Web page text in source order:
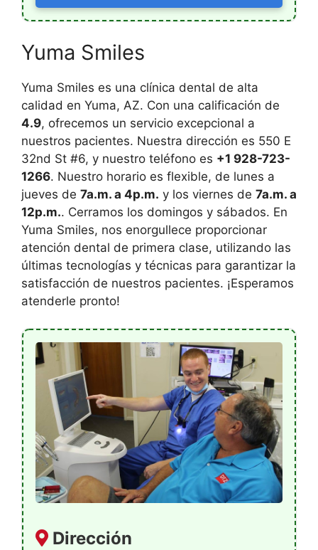
Yuma Smiles
Yuma Smiles es una clínica dental de alta
calidad en Yuma, AZ. Con una calificación de
4.9, ofrecemos un servicio excepcional a
nuestros pacientes. Nuestra dirección es 550 E
32nd St #6, y nuestro teléfono es +1 928-723-
1266. Nuestro horario es flexible, de lunes a
jueves de 7a.m. a 4p.m. y los viernes de 7a.m. a
12p.m.. Cerramos los domingos y sábados. En
Yuma Smiles, nos enorgullece proporcionar
atención dental de primera clase, utilizando las
últimas tecnologías y técnicas para garantizar la
satisfacción de nuestros pacientes. ¡Esperamos
atenderle pronto!
Dirección